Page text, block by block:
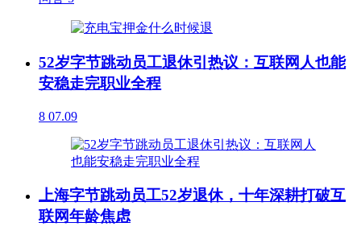
52岁字节跳动员工退休引热议：互联网人也能
安稳走完职业全程
8 07.09
上海字节跳动员工52岁退休，十年深耕打破互
联网年龄焦虑